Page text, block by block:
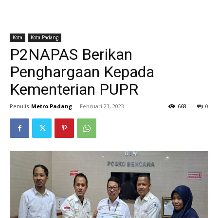
Kota Kota Padang
P2NAPAS Berikan
Penghargaan Kepada
Kementerian PUPR
Penulis Metro Padang - Februari 23, 2023 0
668